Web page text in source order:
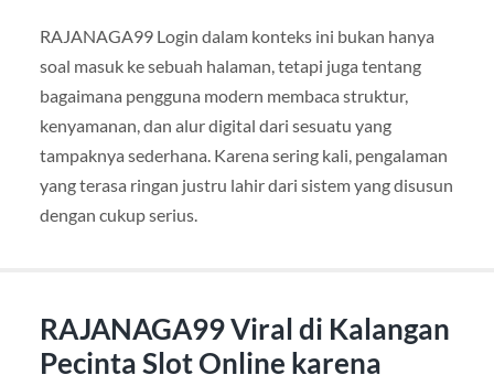
RAJANAGA99 Login dalam konteks ini bukan hanya
soal masuk ke sebuah halaman, tetapi juga tentang
bagaimana pengguna modern membaca struktur,
kenyamanan, dan alur digital dari sesuatu yang
tampaknya sederhana. Karena sering kali, pengalaman
yang terasa ringan justru lahir dari sistem yang disusun
dengan cukup serius.
RAJANAGA99 Viral di Kalangan
Pecinta Slot Online karena